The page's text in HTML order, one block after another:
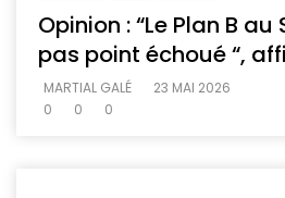
Opinion : “Le Plan B au
pas point échoué “,
MARTIAL GALÉ
23 MAI 2026
0
0 0